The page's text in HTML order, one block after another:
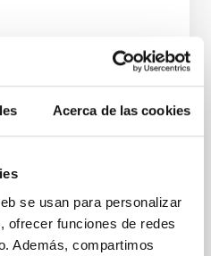
Acerca de las cookies
se usan para personalizar
ofrecer funciones de redes
Además, compartimos
A DE TALLER -
FIJO
para el ingreso, como